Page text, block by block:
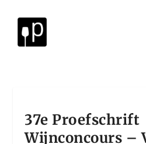
37e Proefschrift
Wijnconcours –